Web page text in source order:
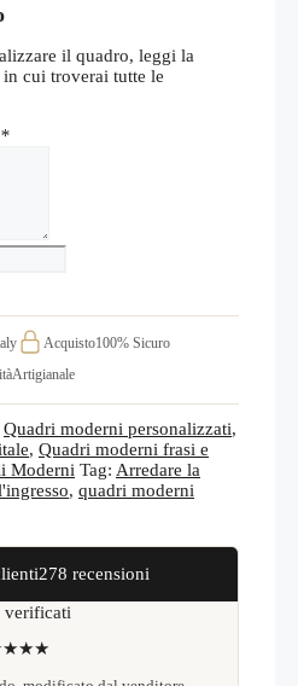
il quadro, leggi la
cui troverai tutte le
*
Acquisto100% Sicuro
Artigianale
Quadri moderni personalizzati,
, Quadri moderni frasi e
Moderni Tag: Arredare la
, quadri moderni
278 recensioni
verificati